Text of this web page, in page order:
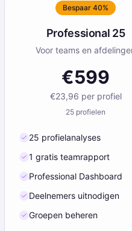
Bespaar 40%
Professional 25
Voor teams en
€599
€23,96 per profiel
25 profielen
25 profielanalyses
1 gratis teamrapport
Professional Dashboard
Deelnemers uitnodigen
Groepen beheren